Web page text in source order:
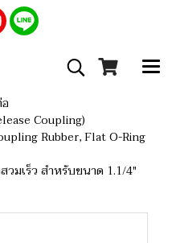
Coupling)
Rubber, Flat O-Ring
มเร็ว สำหรับขนาด 1.1/4"